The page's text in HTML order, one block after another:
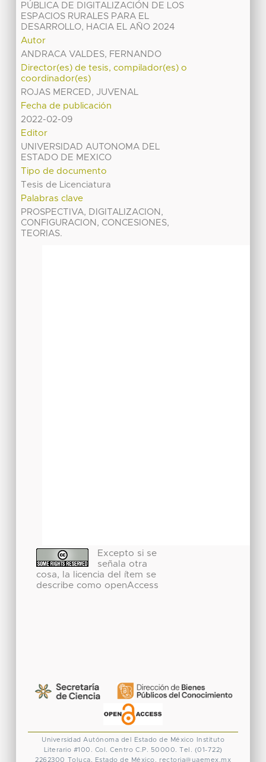
PÚBLICA DE DIGITALIZACIÓN DE LOS
ESPACIOS RURALES PARA EL
DESARROLLO, HACIA EL AÑO 2024
Autor
ANDRACA VALDES, FERNANDO
Director(es) de tesis, compilador(es) o
coordinador(es)
ROJAS MERCED, JUVENAL
Fecha de publicación
2022-02-09
Editor
UNIVERSIDAD AUTONOMA DEL
ESTADO DE MEXICO
Tipo de documento
Tesis de Licenciatura
Palabras clave
PROSPECTIVA, DIGITALIZACION,
CONFIGURACION, CONCESIONES,
TEORIAS.
Excepto si se
señala otra
cosa, la licencia del ítem se
describe como openAccess
Universidad Autónoma del Estado de México
Instituto
Literario #100. Col. Centro C.P. 50000. Tel. (01-722)
2262300
Toluca, Estado de México. rectoria@uaemex.mx